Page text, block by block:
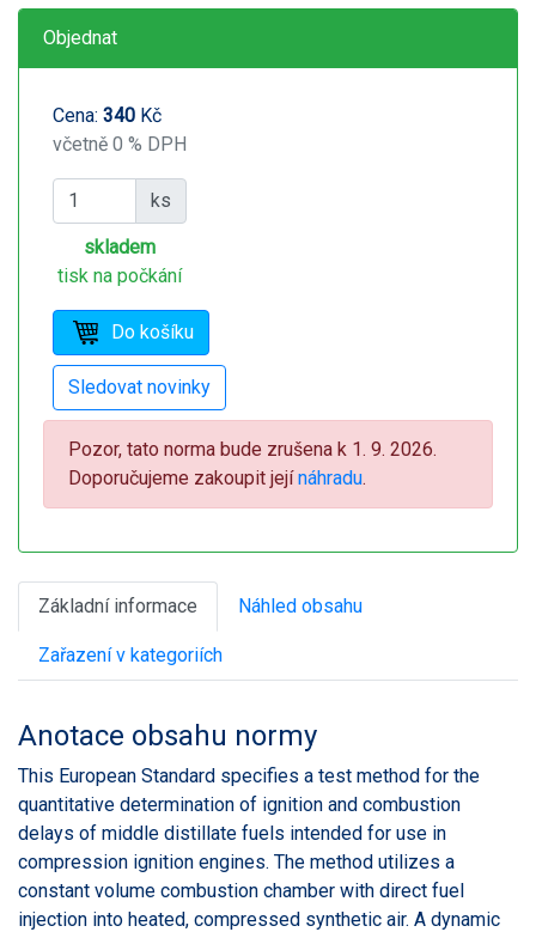
Objednat
Cena: 340 Kč
včetně 0 % DPH
ks
skladem
tisk na počkání
Pozor, tato norma bude zrušena k 1. 9. 2026.
Doporučujeme zakoupit jejínáhradu.
Základní informace Náhled obsahu
Zařazení v kategoriích
Anotace obsahu normy
This European Standard specifies a test method for the
quantitative determination of ignition and combustion
delays of middle distillate fuels intended for use in
compression ignition engines. The method utilizes a
constant volume combustion chamber with direct fuel
injection into heated, compressed synthetic air. A dynamic